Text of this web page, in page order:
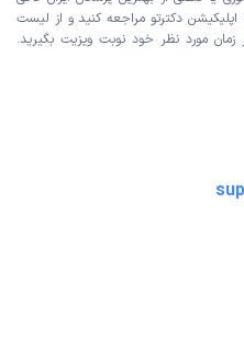
اپلیکیشن دکترتو مراجعه کنید و از لیست
زمان مورد نظر خود نوبت ویزیت بگیرید.